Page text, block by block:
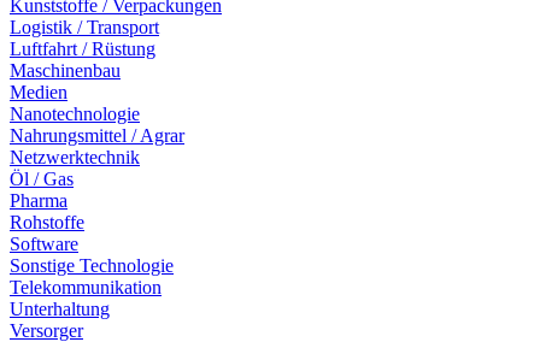
Kunststoffe / Verpackungen
Logistik / Transport
Luftfahrt / Rüstung
Maschinenbau
Medien
Nanotechnologie
Nahrungsmittel / Agrar
Netzwerktechnik
Öl / Gas
Pharma
Rohstoffe
Software
Sonstige Technologie
Telekommunikation
Unterhaltung
Versorger